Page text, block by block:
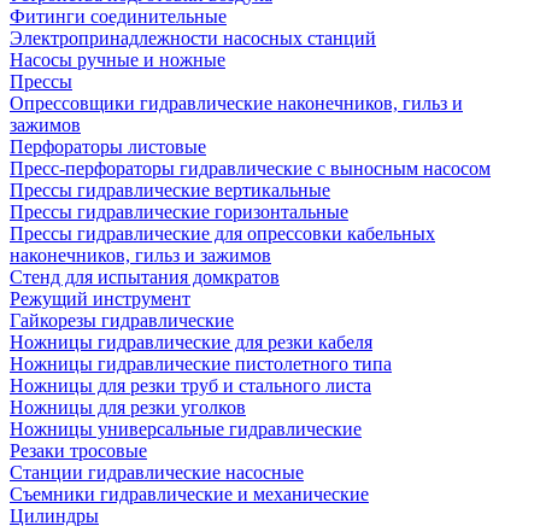
Фитинги соединительные
Электропринадлежности насосных станций
Насосы ручные и ножные
Прессы
Опрессовщики гидравлические наконечников, гильз и
зажимов
Перфораторы листовые
Пресс-перфораторы гидравлические с выносным насосом
Прессы гидравлические вертикальные
Прессы гидравлические горизонтальные
Прессы гидравлические для опрессовки кабельных
наконечников, гильз и зажимов
Стенд для испытания домкратов
Режущий инструмент
Гайкорезы гидравлические
Ножницы гидравлические для резки кабеля
Ножницы гидравлические пистолетного типа
Ножницы для резки труб и стального листа
Ножницы для резки уголков
Ножницы универсальные гидравлические
Резаки тросовые
Станции гидравлические насосные
Съемники гидравлические и механические
Цилиндры